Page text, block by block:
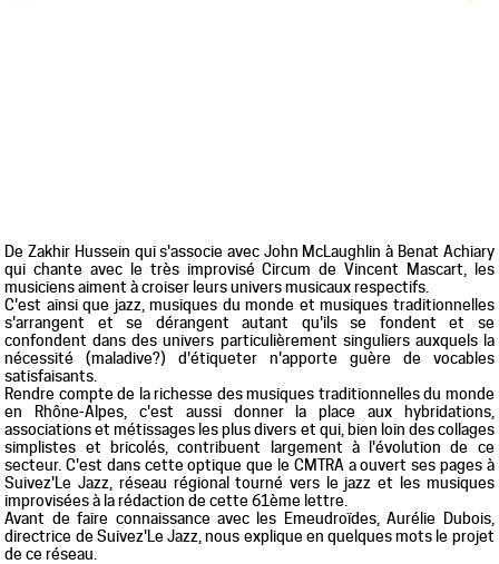
De Zakhir Hussein qui s'associe avec John McLaughlin à Benat Achiary
qui chante avec le très improvisé Circum de Vincent Mascart, les
musiciens aiment à croiser leurs univers musicaux respectifs.
C'est ainsi que jazz, musiques du monde et musiques traditionnelles
s'arrangent et se dérangent autant qu'ils se fondent et se
confondent dans des univers particulièrement singuliers auxquels la
nécessité (maladive?) d'étiqueter n'apporte guère de vocables
satisfaisants.
Rendre compte de la richesse des musiques traditionnelles du monde
en Rhône-Alpes, c'est aussi donner la place aux hybridations,
associations et métissages les plus divers et qui, bien loin des collages
simplistes et bricolés, contribuent largement à l'évolution de ce
secteur. C'est dans cette optique que le CMTRA a ouvert ses pages à
Suivez'Le Jazz, réseau régional tourné vers le jazz et les musiques
improvisées à la rédaction de cette 61ème lettre.
Avant de faire connaissance avec les Emeudroïdes, Aurélie Dubois,
directrice de Suivez'Le Jazz, nous explique en quelques mots le projet
de ce réseau.